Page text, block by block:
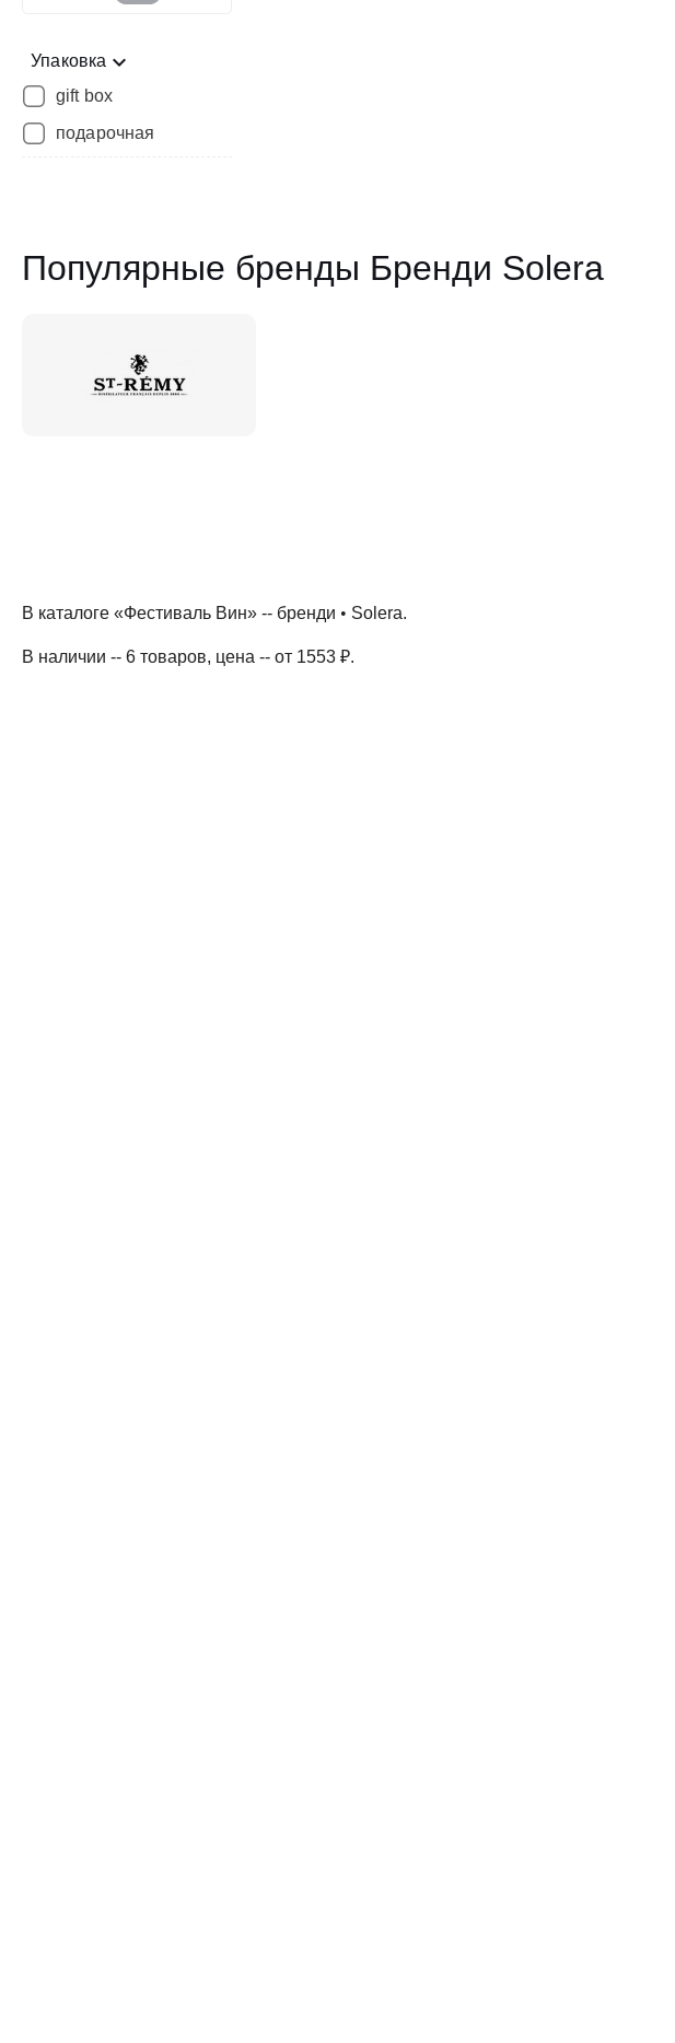
Упаковка
gift box
подарочная
Популярные бренды Бренди Solera
В каталоге «Фестиваль Вин» -- бренди • Solera.
В наличии -- 6 товаров, цена -- от 1553 ₽.